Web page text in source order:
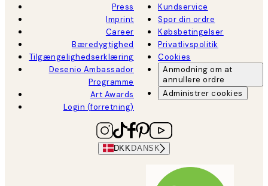
Press
Imprint
Career
Bæredygtighed
Tilgængelighedserklæring
Desenio Ambassador
Programme
Art Awards
Login (forretning)
Kundservice
Spor din ordre
Købsbetingelser
Privatlivspolitik
Cookies
Anmodning om at
annullere ordre
Administrer cookies
DKK DANSK